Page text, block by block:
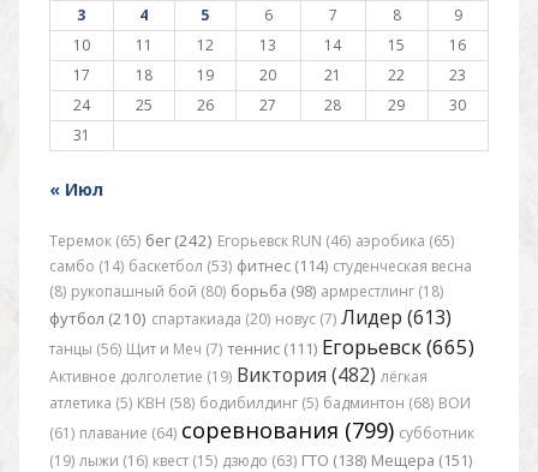
3
4 5 6 7 8
9
10
11 12 13 14 15
16
17
18 19 20 21 22
23
24
25 26 27 28 29
30
31
« Июл
Теремок (65) бег (242) Егорьевск RUN (46) аэробика (65)
самбо (14) баскетбол (53) фитнес (114) студенческая весна
(8) рукопашный бой (80) борьба (98) армрестлинг (18)
футбол (210) спартакиада (20) новус (7) Лидер (613)
танцы (56) Щит и Меч (7) теннис (111) Егорьевск (665)
Активное долголетие (19) Виктория (482) лёгкая
атлетика (5) КВН (58) бодибилдинг (5) бадминтон (68) ВОИ
(61) плавание (64) соревнования (799) субботник
(19) лыжи (16) квест (15) дзюдо (63) ГТО (138) Мещера (151)